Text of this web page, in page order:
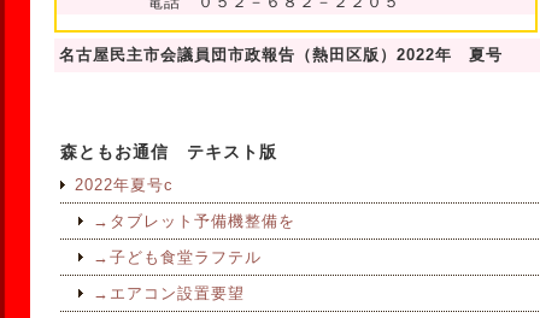
名古屋民主市会議員団市政報告（熱田区版）2022年 夏号
森ともお通信 テキスト版
2022年夏号c
→タブレット予備機整備を
→子ども食堂ラフテル
→エアコン設置要望